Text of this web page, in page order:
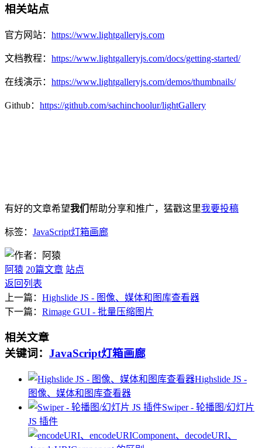
相关站点
官方网站： https://www.lightgalleryjs.com
文档教程： https://www.lightgalleryjs.com/docs/getting-started/
在线演示： https://www.lightgalleryjs.com/demos/thumbnails/
Github： https://github.com/sachinchoolur/lightGallery
有好的文章希望我们 帮助分享和推广，猛戳这里我要投稿
标签： JavaScript灯箱画廊
阿猿 20篇文章 站点
返回列表
上一篇： Highslide JS - 图像、媒体和图库查看器
下一篇： Rimage GUI - 批量压缩图片
相关文章
关键词： JavaScript灯箱画廊
Highslide JS -
图像、媒体和图库查看器
Swiper - 轮播图/幻灯片
JS 插件